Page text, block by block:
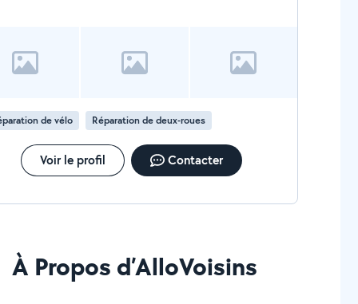
de vélo Réparation de deux-roues
Voir le profil Contacter
À Propos d’AlloVoisins